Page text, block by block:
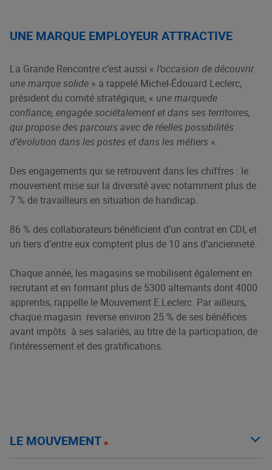
UNE MARQUE EMPLOYEUR ATTRACTIVE
La Grande Rencontre c’est aussi « l’occasion de découvrir
une marque solide » a rappelé Michel-Édouard Leclerc,
président du comité stratégique, « une marquede
confiance, engagée sociétalement et dans ses territoires,
qui propose des parcours avec de réelles possibilités
d’évolution dans les postes et dans les métiers ».
Des engagements qui se retrouvent dans les chiffres : le
mouvement mise sur la diversité avec notamment plus de
7 % de travailleurs en situation de handicap.
86 % des collaborateurs bénéficient d’un contrat en CDI, et
un tiers d’entre eux comptent plus de 10 ans d’ancienneté.
Chaque année, les magasins se mobilisent également en
recrutant et en formant plus de 5300 alternants dont 4000
apprentis, rappelle le Mouvement E.Leclerc. Par ailleurs,
chaque magasin reverse environ 25 % de ses bénéfices
avant impôts à ses salariés, au titre de la participation, de
l’intéressement et des gratifications.
LE MOUVEMENT